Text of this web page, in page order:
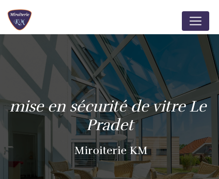
mise en sécurité de vitre Le
Pradet
Miroiterie KM